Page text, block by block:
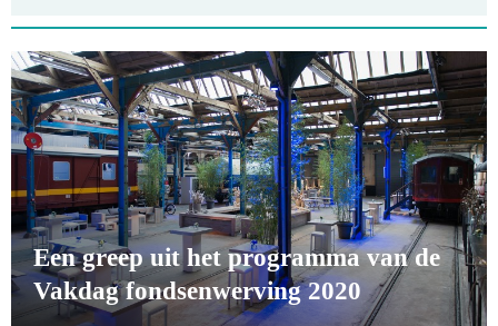
Een greep uit het programma van de
Vakdag fondsenwerving 2020